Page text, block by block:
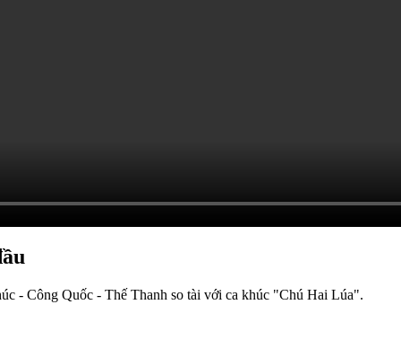
- Công Quốc - Thế Thanh so tài với ca khúc "Chú Hai Lúa".